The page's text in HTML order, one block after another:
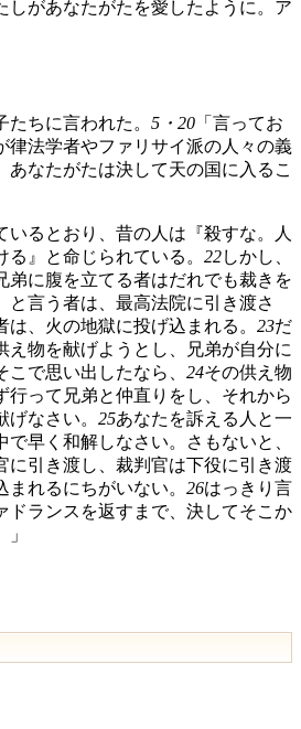
しがあなたがたを愛したように。ア
ちに言われた。 5・20 「言ってお
律法学者やファリサイ派の人々の義
あなたがたは決して天の国に入るこ
いるとおり、昔の人は『殺すな。人
』と命じられている。 22しかし、
弟に腹を立てる者はだれでも裁きを
と言う者は、最高法院に引き渡さ
、火の地獄に投げ込まれる。 23だ
え物を献げようとし、兄弟が自分に
で思い出したなら、 24その供え物
行って兄弟と仲直りをし、それから
なさい。 25あなたを訴える人と一
早く和解しなさい。さもないと、
に引き渡し、裁判官は下役に引き渡
れるにちがいない。 26はっきり言
ドランスを返すまで、決してそこか